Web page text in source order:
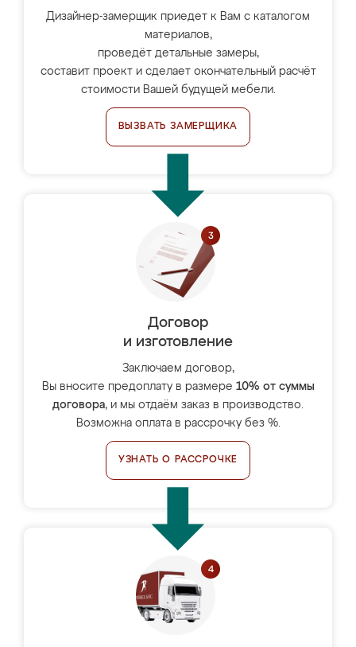
Дизайнер-замерщик приедет к Вам с каталогом
материалов,
проведёт детальные замеры,
составит проект и сделает окончательный расчёт
стоимости Вашей будущей мебели.
ВЫЗВАТЬ ЗАМЕРЩИКА
Договор
и изготовление
Заключаем договор,
Вы вносите предоплату в размере 10% от суммы
договора, и мы отдаём заказ в производство.
Возможна оплата в рассрочку без %.
УЗНАТЬ О РАССРОЧКЕ